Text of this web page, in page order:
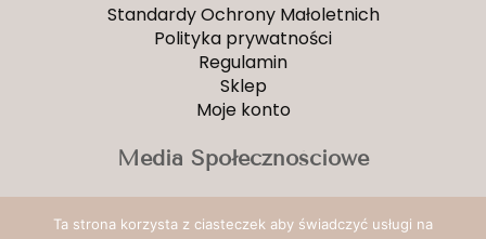
Standardy Ochrony Małoletnich
Polityka prywatności
Regulamin
Sklep
Moje konto
Media Społecznościowe
Facebook
Ta strona korzysta z ciasteczek aby świadczyć usługi na